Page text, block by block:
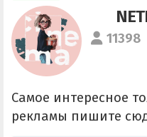
11398
Самое интересное
рекламы пишите